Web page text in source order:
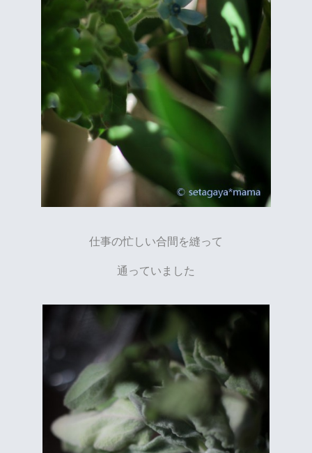
仕事の忙しい合間を縫って
通っていました